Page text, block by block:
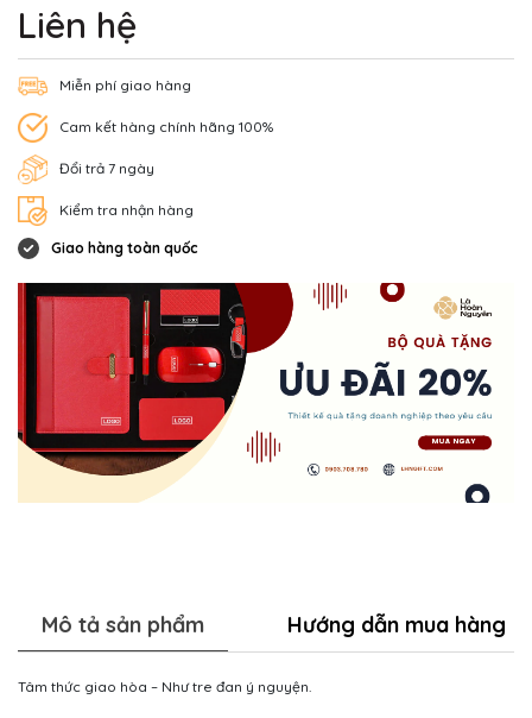
Liên hệ
Miễn phí giao hàng
Cam kết hàng chính hãng 100%
Đổi trả 7 ngày
Kiểm tra nhận hàng
Giao hàng toàn quốc
Mô tả sản phẩm Hướng dẫn mua hàng
Tâm thức giao hòa – Như tre đan ý nguyện.